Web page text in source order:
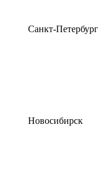
Санкт-Петербург
Новосибирск